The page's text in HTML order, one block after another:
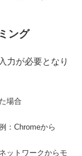
ング
力が必要となり
場合
：Chromeから
ットワークからモ